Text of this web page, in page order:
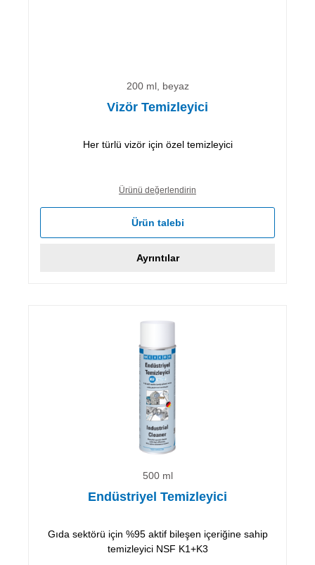
200 ml, beyaz
Vizör Temizleyici
Her türlü vizör için özel temizleyici
Ürünü değerlendirin
Ürün talebi
Ayrıntılar
500 ml
Endüstriyel Temizleyici
Gıda sektörü için %95 aktif bileşen içeriğine sahip
temizleyici NSF K1+K3